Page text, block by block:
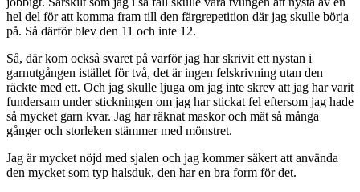
hel del för att komma fram till den färgrepetition där jag skulle börja
på. Så därför blev den 11 och inte 12.
Så, där kom också svaret på varför jag har skrivit ett nystan i
garnutgången istället för två, det är ingen felskrivning utan den
räckte med ett. Och jag skulle ljuga om jag inte skrev att jag har varit
fundersam under stickningen om jag har stickat fel eftersom jag hade
så mycket garn kvar. Jag har räknat maskor och mät så många
gånger och storleken stämmer med mönstret.
Jag är mycket nöjd med sjalen och jag kommer säkert att använda
den mycket som typ halsduk, den har en bra form för det.